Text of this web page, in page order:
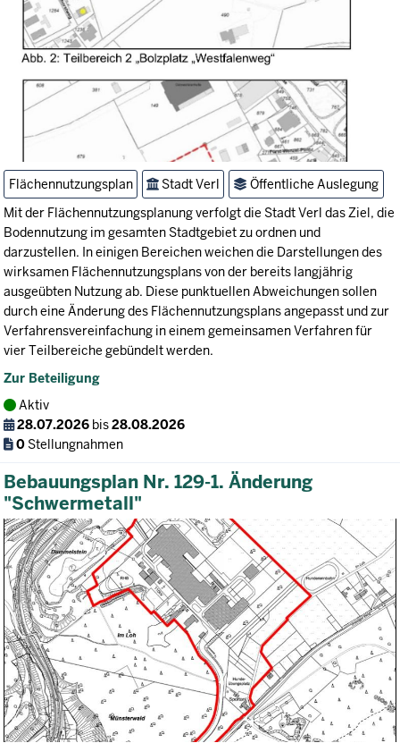
Flächennutzungsplan Stadt Verl
Öffentliche Auslegung
Mit der Flächennutzungsplanung verfolgt die Stadt Verl das Ziel, die
Bodennutzung im gesamten Stadtgebiet zu ordnen und
darzustellen. In einigen Bereichen weichen die Darstellungen des
wirksamen Flächennutzungsplans von der bereits langjährig
ausgeübten Nutzung ab. Diese punktuellen Abweichungen sollen
durch eine Änderung des Flächennutzungsplans angepasst und zur
Verfahrensvereinfachung in einem gemeinsamen Verfahren für
vier Teilbereiche gebündelt werden.
Zur Beteiligung
Aktiv
28.07.2026 bis28.08.2026
0 Stellungnahmen
Bebauungsplan Nr. 129-1. Änderung
"Schwermetall"